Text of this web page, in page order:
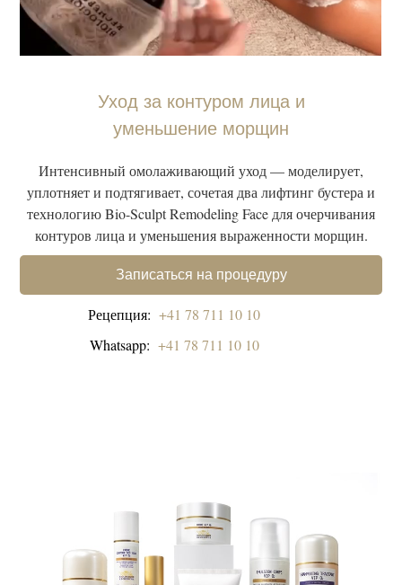
Уход за контуром лица и
уменьшение морщин
Интенсивный омолаживающий уход — моделирует,
уплотняет и подтягивает, сочетая два лифтинг бустера и
технологию Bio-Sculpt Remodeling Face для очерчивания
контуров лица и уменьшения выраженности морщин.
Записаться на процедуру
Рецепция: +41 78 711 10 10
Whatsapp: +41 78 711 10 10